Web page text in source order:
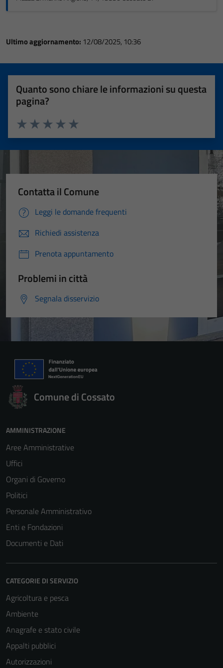
Ultimo aggiornamento: 12/08/2025, 10:36
Quanto sono chiare le informazioni su questa
pagina?
Valuta 5 stelle su 5
Valuta 4 stelle su 5
Valuta 3 stelle su 5
Valuta 2 stelle su 5
Valuta 1 stelle su 5
Contatta il Comune
Leggi le domande frequenti
Richiedi assistenza
Prenota appuntamento
Problemi in città
Segnala disservizio
Comune di Cossato
AMMINISTRAZIONE
Aree Amministrative
Uffici
Organi di Governo
Politici
Personale Amministrativo
Enti e Fondazioni
Documenti e Dati
CATEGORIE DI SERVIZIO
Agricoltura e pesca
Ambiente
Anagrafe e stato civile
Appalti pubblici
Autorizzazioni